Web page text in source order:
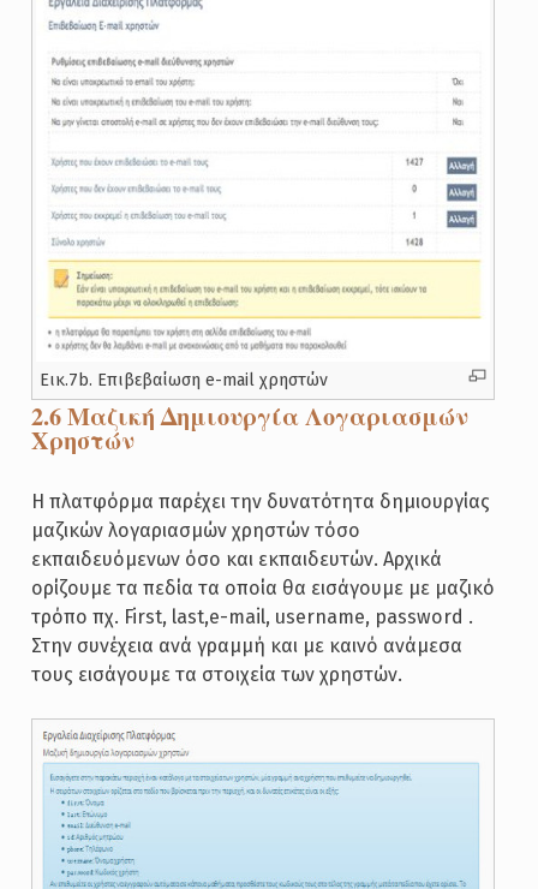
Εικ.7b. Επιβεβαίωση e-mail χρηστών
2.6 Μαζική Δημιουργία Λογαριασμών
Χρηστών
Η πλατφόρμα παρέχει την δυνατότητα δημιουργίας
μαζικών λογαριασμών χρηστών τόσο
εκπαιδευόμενων όσο και εκπαιδευτών. Αρχικά
ορίζουμε τα πεδία τα οποία θα εισάγουμε με μαζικό
τρόπο πχ. First, last,e-mail, username, password .
Στην συνέχεια ανά γραμμή και με καινό ανάμεσα
τους εισάγουμε τα στοιχεία των χρηστών.